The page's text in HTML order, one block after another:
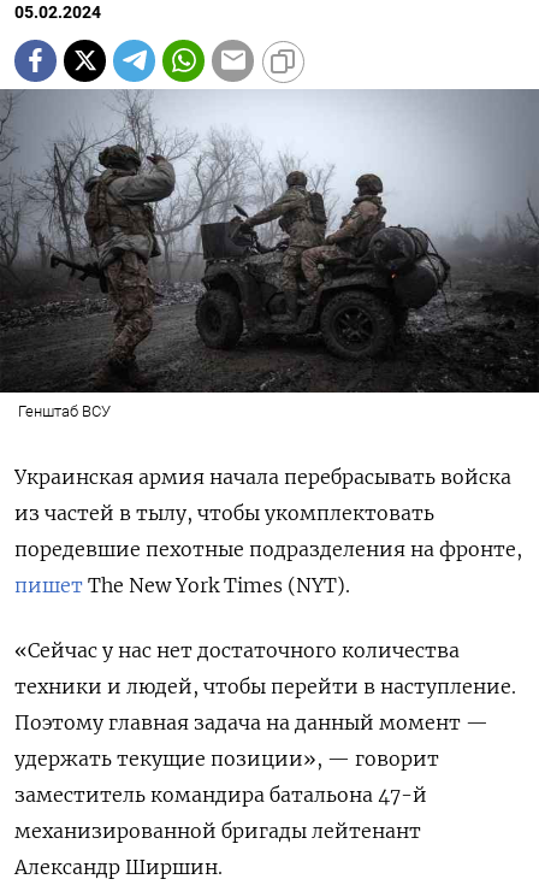
05.02.2024
Генштаб ВСУ
Украинская армия начала перебрасывать войска
из частей в тылу, чтобы укомплектовать
поредевшие пехотные подразделения на фронте,
пишет The New York Times (NYT).
«Сейчас у нас нет достаточного количества
техники и людей, чтобы перейти в наступление.
Поэтому главная задача на данный момент —
удержать текущие позиции», — говорит
заместитель командира батальона 47-й
механизированной бригады лейтенант
Александр Ширшин.